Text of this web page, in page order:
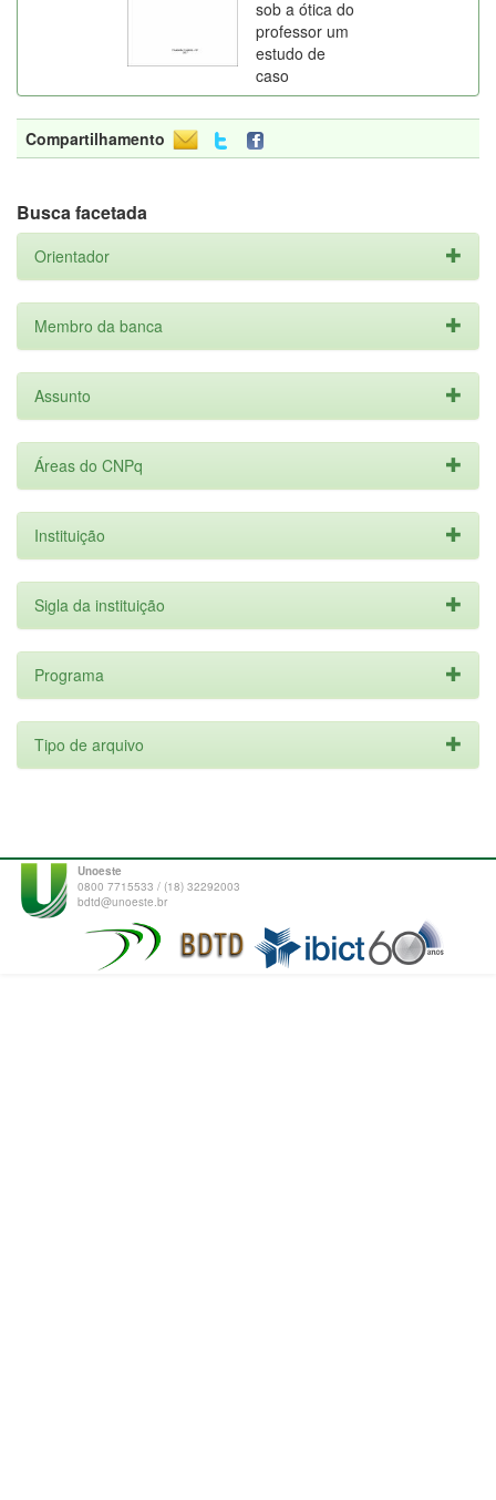
sob a ótica do
professor um
estudo de
caso
Compartilhamento
Busca facetada
Orientador
Membro da banca
Assunto
Áreas do CNPq
Instituição
Sigla da instituição
Programa
Tipo de arquivo
Unoeste
0800 7715533 / (18) 32292003
bdtd@unoeste.br